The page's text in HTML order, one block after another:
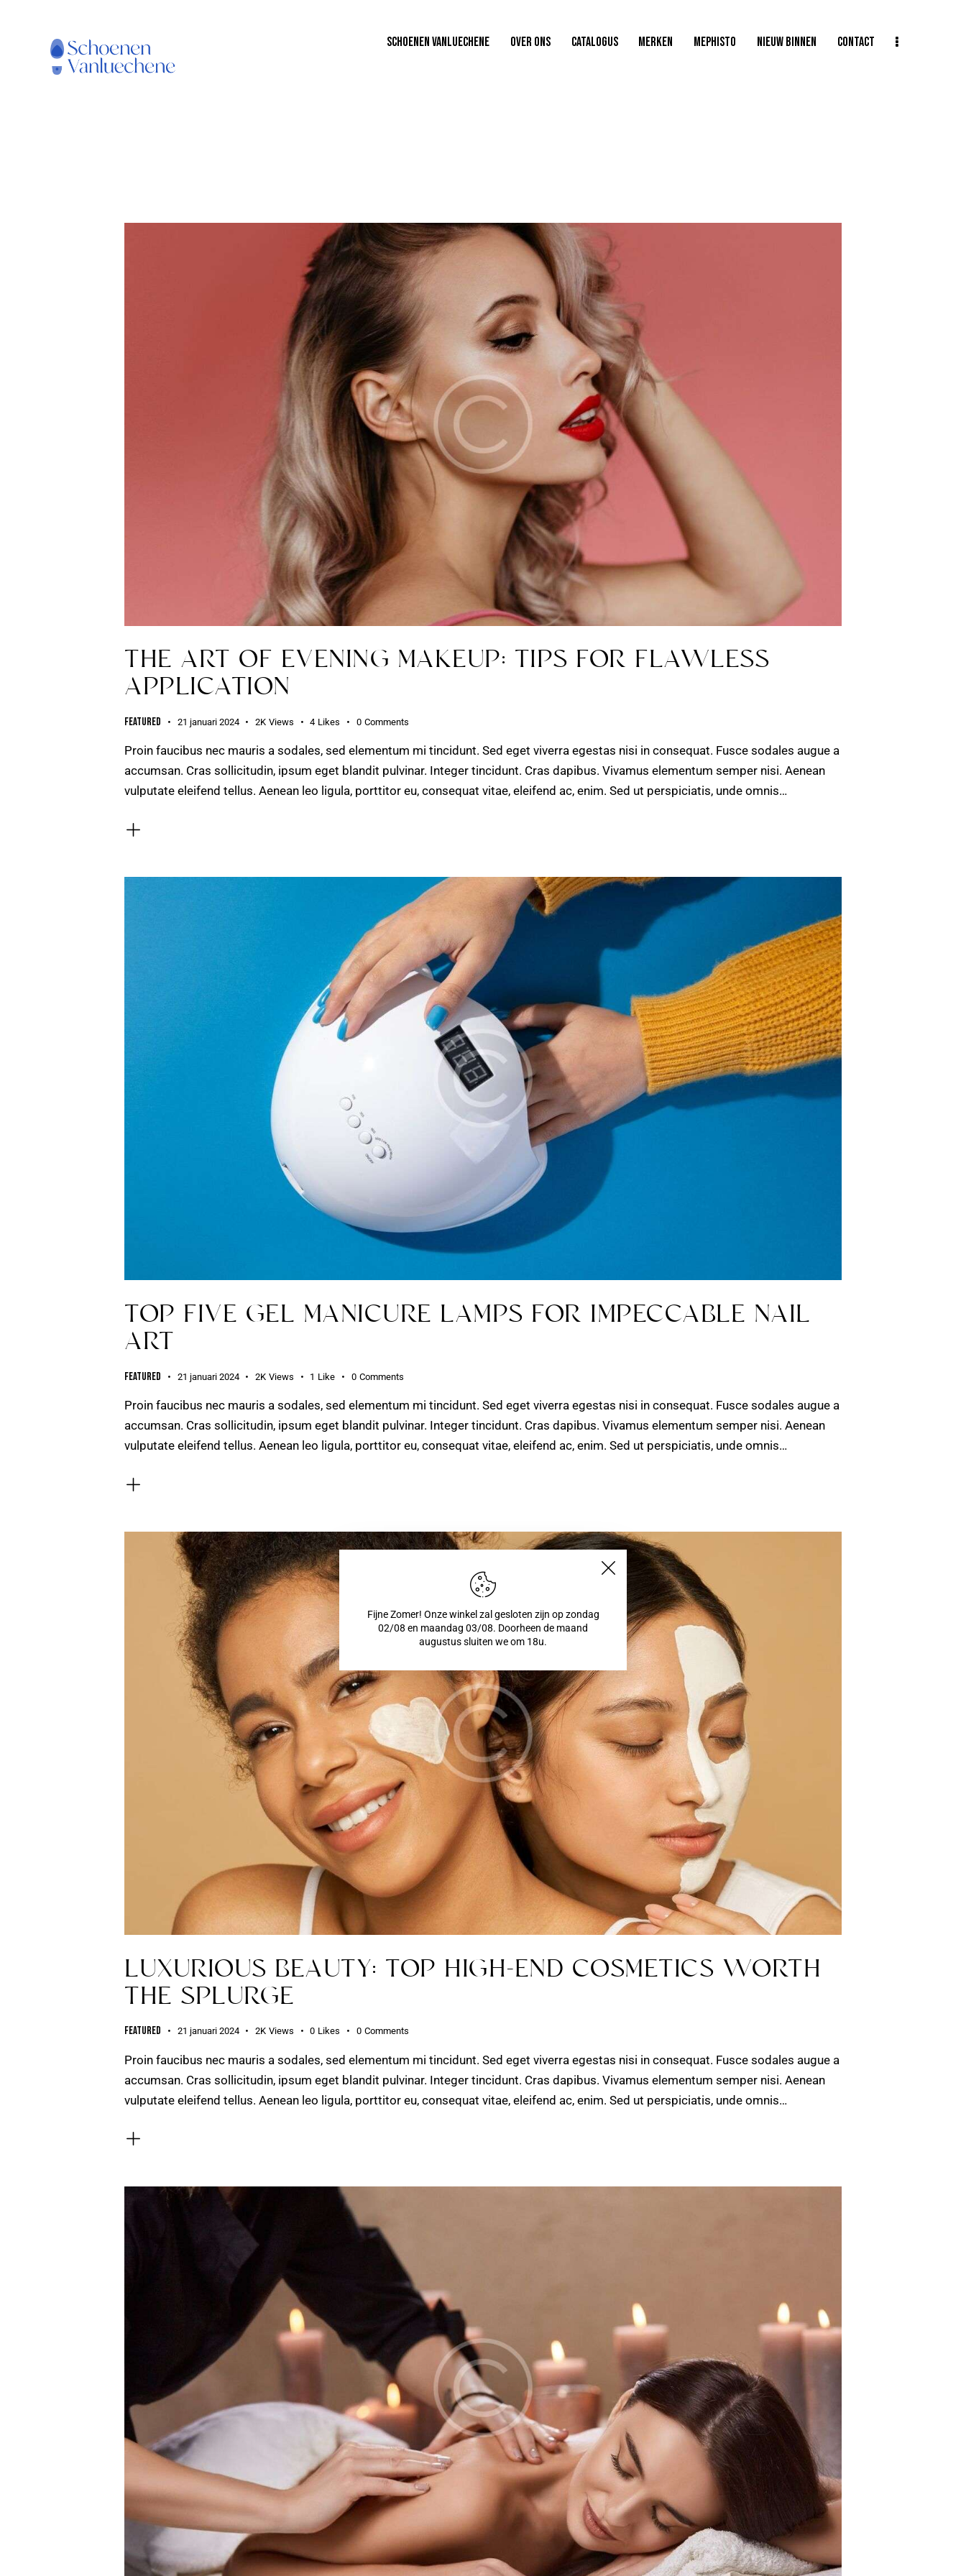
SCHOENEN VANLUECHENE OVER ONS CATALOGUS MERKEN MEPHISTO NIEUW BINNEN CONTACT
THE ART OF EVENING MAKEUP: TIPS FOR FLAWLESS
APPLICATION
Featured 21 januari 2024 2K Views 4 Likes 0 Comments
Proin faucibus nec mauris a sodales, sed elementum mi tincidunt. Sed eget viverra egestas nisi in consequat. Fusce sodales augue a
accumsan. Cras sollicitudin, ipsum eget blandit pulvinar. Integer tincidunt. Cras dapibus. Vivamus elementum semper nisi. Aenean
vulputate eleifend tellus. Aenean leo ligula, porttitor eu, consequat vitae, eleifend ac, enim. Sed ut perspiciatis, unde omnis…
TOP FIVE GEL MANICURE LAMPS FOR IMPECCABLE NAIL
ART
Featured 21 januari 2024 2K Views 1 Like 0 Comments
Proin faucibus nec mauris a sodales, sed elementum mi tincidunt. Sed eget viverra egestas nisi in consequat. Fusce sodales augue a
accumsan. Cras sollicitudin, ipsum eget blandit pulvinar. Integer tincidunt. Cras dapibus. Vivamus elementum semper nisi. Aenean
vulputate eleifend tellus. Aenean leo ligula, porttitor eu, consequat vitae, eleifend ac, enim. Sed ut perspiciatis, unde omnis…
LUXURIOUS BEAUTY: TOP HIGH-END COSMETICS WORTH
THE SPLURGE
Featured 21 januari 2024 2K Views 0 Likes 0 Comments
Proin faucibus nec mauris a sodales, sed elementum mi tincidunt. Sed eget viverra egestas nisi in consequat. Fusce sodales augue a
accumsan. Cras sollicitudin, ipsum eget blandit pulvinar. Integer tincidunt. Cras dapibus. Vivamus elementum semper nisi. Aenean
vulputate eleifend tellus. Aenean leo ligula, porttitor eu, consequat vitae, eleifend ac, enim. Sed ut perspiciatis, unde omnis…
Fijne Zomer! Onze winkel zal gesloten zijn op zondag
02/08 en maandag 03/08. Doorheen de maand
augustus sluiten we om 18u.